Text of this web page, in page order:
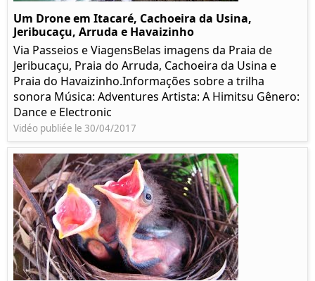
Um Drone em Itacaré, Cachoeira da Usina,
Jeribucaçu, Arruda e Havaizinho
Via Passeios e ViagensBelas imagens da Praia de
Jeribucaçu, Praia do Arruda, Cachoeira da Usina e
Praia do Havaizinho.Informações sobre a trilha
sonora Música: Adventures Artista: A Himitsu Gênero:
Dance e Electronic
Vidéo publiée le 30/04/2017